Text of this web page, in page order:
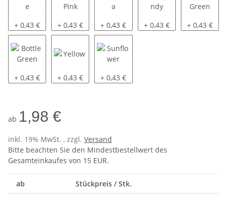
Orange
+ 0,43 € Light Pink
+ 0,43 € Fuchsia
+ 0,43 € Burgundy
+ 0,43 € Kelly Green
+ 0,43 €
Bottle Green
+ 0,43 € Yellow
+ 0,43 € Sunflower
+ 0,43 €
ab 1,98 €
inkl. 19% MwSt. , zzgl. Versand
Bitte beachten Sie den Mindestbestellwert des
Gesamteinkaufes von 15 EUR.
ab Stückpreis / Stk.